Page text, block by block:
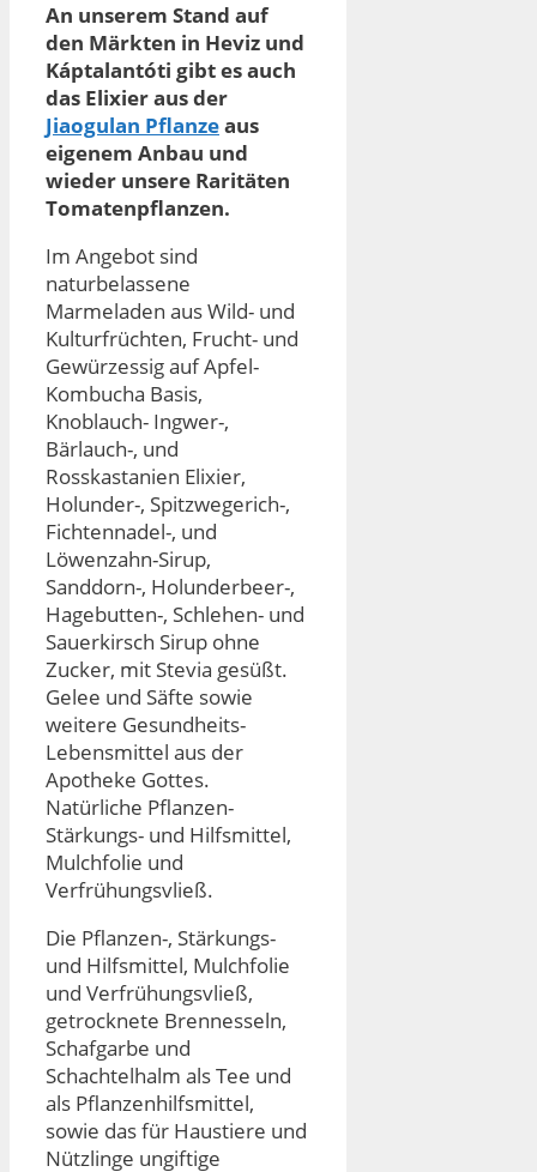
An unserem Stand auf
den Märkten in Heviz und
Káptalantóti gibt es auch
das Elixier aus der
Jiaogulan Pflanzeaus
eigenem Anbau und
wieder unsere Raritäten
Tomatenpflanzen.
Im Angebot sind
naturbelassene
Marmeladen aus Wild- und
Kulturfrüchten, Frucht- und
Gewürzessig auf Apfel-
Kombucha Basis,
Knoblauch- Ingwer-,
Bärlauch-, und
Rosskastanien Elixier,
Holunder-, Spitzwegerich-,
Fichtennadel-, und
Löwenzahn-Sirup,
Sanddorn-, Holunderbeer-,
Hagebutten-, Schlehen- und
Sauerkirsch Sirup ohne
Zucker, mit Stevia gesüßt.
Gelee und Säfte sowie
weitere Gesundheits-
Lebensmittel aus der
Apotheke Gottes.
Natürliche Pflanzen-
Stärkungs- und Hilfsmittel,
Mulchfolie und
Verfrühungsvließ.
Die Pflanzen-, Stärkungs-
und Hilfsmittel, Mulchfolie
und Verfrühungsvließ,
getrocknete Brennesseln,
Schafgarbe und
Schachtelhalm als Tee und
als Pflanzenhilfsmittel,
sowie das für Haustiere und
Nützlinge ungiftige